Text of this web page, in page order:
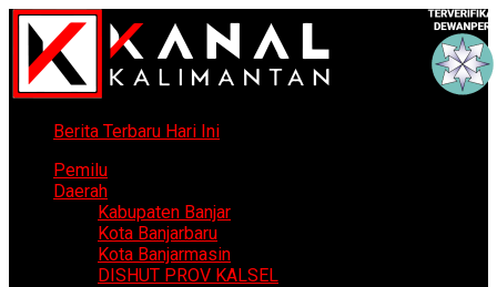
Berita Terbaru Hari Ini
Pemilu
Daerah
Kabupaten Banjar
Kota Banjarbaru
Kota Banjarmasin
DISHUT PROV KALSEL